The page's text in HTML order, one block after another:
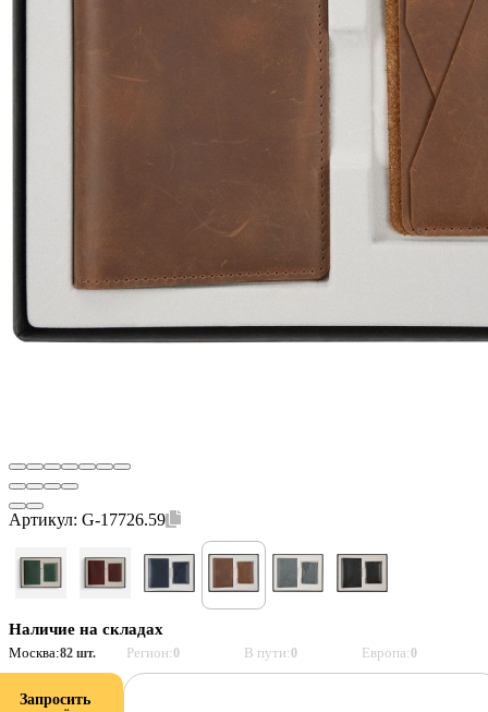
Артикул: G-17726.59
Наличие на складах
Москва:82 шт. Регион:0 В пути:0 Европа:0
Запросить